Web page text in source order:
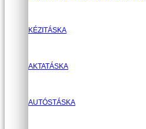
KÉZITÁSKA
AKTATÁSKA
AUTÓSTÁSKA